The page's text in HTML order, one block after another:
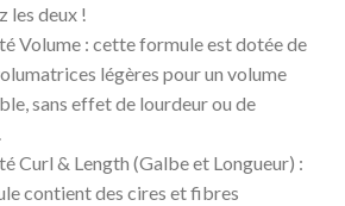
les deux !
Volume : cette formule est dotée de
légères pour un volume
sans effet de lourdeur ou de
Curl & Length (Galbe et Longueur) :
contient des cires et fibres